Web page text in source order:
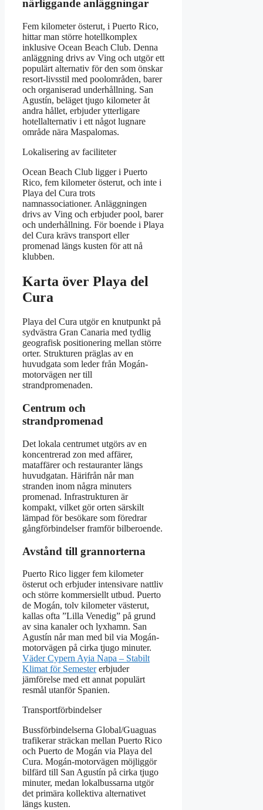
närliggande anläggningar
Fem kilometer österut, i Puerto Rico,
hittar man större hotellkomplex
inklusive Ocean Beach Club. Denna
anläggning drivs av Ving och utgör ett
populärt alternativ för den som önskar
resort-livsstil med poolområden, barer
och organiserad underhållning. San
Agustín, beläget tjugo kilometer åt
andra hållet, erbjuder ytterligare
hotellalternativ i ett något lugnare
område nära Maspalomas.
Lokalisering av faciliteter
Ocean Beach Club ligger i Puerto
Rico, fem kilometer österut, och inte i
Playa del Cura trots
namnassociationer. Anläggningen
drivs av Ving och erbjuder pool, barer
och underhållning. För boende i Playa
del Cura krävs transport eller
promenad längs kusten för att nå
klubben.
Karta över Playa del
Cura
Playa del Cura utgör en knutpunkt på
sydvästra Gran Canaria med tydlig
geografisk positionering mellan större
orter. Strukturen präglas av en
huvudgata som leder från Mogán-
motorvägen ner till
strandpromenaden.
Centrum och
strandpromenad
Det lokala centrumet utgörs av en
koncentrerad zon med affärer,
mataffärer och restauranter längs
huvudgatan. Härifrån når man
stranden inom några minuters
promenad. Infrastrukturen är
kompakt, vilket gör orten särskilt
lämpad för besökare som föredrar
gångförbindelser framför bilberoende.
Avstånd till grannorterna
Puerto Rico ligger fem kilometer
österut och erbjuder intensivare nattliv
och större kommersiellt utbud. Puerto
de Mogán, tolv kilometer västerut,
kallas ofta ”Lilla Venedig” på grund
av sina kanaler och lyxhamn. San
Agustín når man med bil via Mogán-
motorvägen på cirka tjugo minuter.
Väder Cypern Ayia Napa – Stabilt
Klimat för Semestererbjuder
jämförelse med ett annat populärt
resmål utanför Spanien.
Transportförbindelser
Bussförbindelserna Global/Guaguas
trafikerar sträckan mellan Puerto Rico
och Puerto de Mogán via Playa del
Cura. Mogán-motorvägen möjliggör
bilfärd till San Agustín på cirka tjugo
minuter, medan lokalbussarna utgör
det primära kollektiva alternativet
längs kusten.